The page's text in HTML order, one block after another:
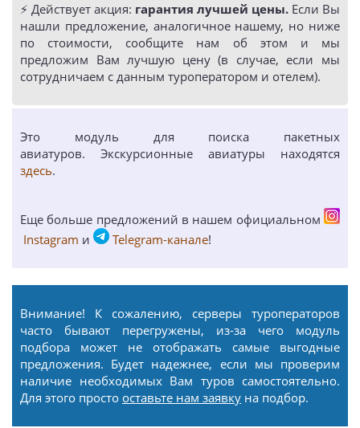
⚡️ Действует акция: гарантия лучшей цены. Если Вы
нашли предложение, аналогичное нашему, но ниже
по стоимости, сообщите нам об этом и мы
предложим Вам лучшую цену (в случае, если мы
сотрудничаем с данным туроператором и отелем).
Это модуль для поиска пакетных
авиатуров. Экскурсионные авиатуры находятся
здесь.
Еще больше предложений в нашем официальном
Instagram и Telegram-канале!
Внимание! К сожалению, серверы туроператоров
часто бывают перегружены, из-за чего модуль
подбора может не отображать самые выгодные
предложения. Будет надежнее, если мы проверим
наличие необходимых Вам туров самостоятельно.
Для этого просто оставьте нам заявку на подбор.